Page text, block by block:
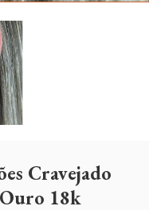
Cravejado
18k